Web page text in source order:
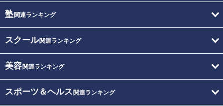
塾関連ランキング
スクール関連ランキング
美容関連ランキング
スポーツ＆ヘルス 関連ランキング